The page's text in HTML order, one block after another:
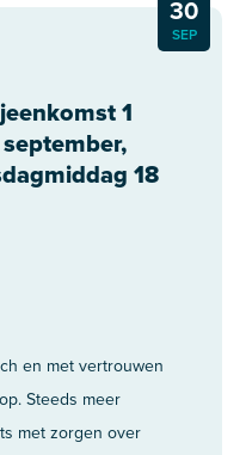
1
18
30
SEP
en met vertrouwen
Steeds meer
met zorgen over